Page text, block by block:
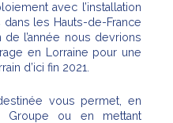
avec l’installation
les Hauts-de-France
l’année nous devrions
en Lorraine pour une
d’ici fin 2021.
vous permet, en
Groupe ou en mettant